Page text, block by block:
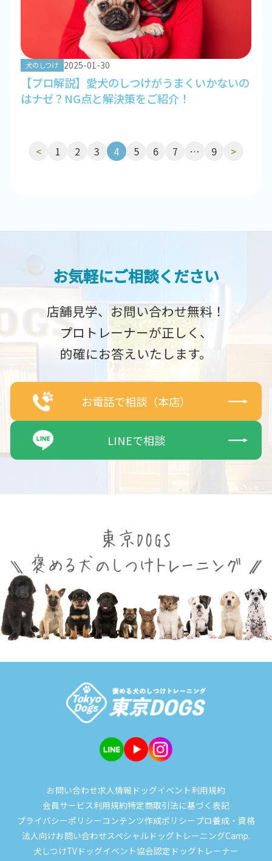
犬のしつけ 2025-01-30
【プロ解説】愛犬のしつけがうまくいかないの
はナゼ？NG点と解決策をご紹介！
< 1 2 3 4 5 6 7 … 9 >
お気軽にご相談ください
店舗見学、お問い合わせ無料！
プロトレーナーが正しく、
的確にお答えいたします。
お電話で相談（本店）
LINEで相談
お問い合わせ求人情報 ドッグイベント利用規約
会員サービス利用規約特定商取引法に基づく表記
プライバシーポリシー コンテンツ作成ポリシー プロ養成・資格
法人向けお問い合わせスペシャルドッグトレーニングCamp.
犬しつけTV ドッグイベント協会認定ドッグトレーナー